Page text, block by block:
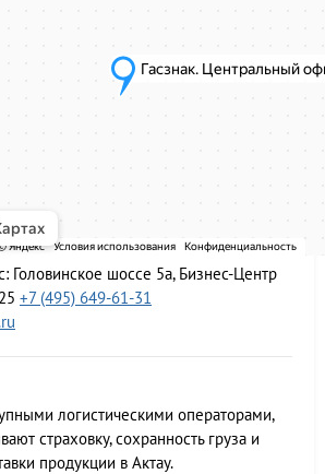
Головинское шоссе 5а, Бизнес-Центр
+7 (495) 649-61-31
логистическими операторами,
страховку, сохранность груза и
продукции в Актау.